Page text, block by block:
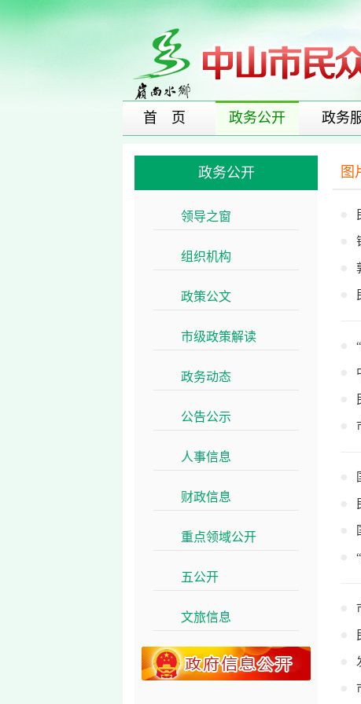
首 页 政务公开 政务
政务公开
领导之窗
组织机构
政策公文
市级政策解读
政务动态
公告公示
人事信息
财政信息
重点领域公开
五公开
文旅信息
图